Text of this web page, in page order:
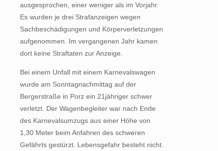
ausgesprochen, einer weniger als im Vorjahr.
Es wurden je drei Strafanzeigen wegen
Sachbeschädigungen und Körperverletzungen
aufgenommen. Im vergangenen Jahr kamen
dort keine Straftaten zur Anzeige.
Bei einem Unfall mit einem Karnevalswagen
wurde am Sonntagnachmittag auf der
Bergerstraße in Porz ein 21jähriger schwer
verletzt. Der Wagenbegleiter war nach Ende
des Karnevalsumzugs aus einer Höhe von
1,30 Meter beim Anfahren des schweren
Gefährts gestürzt. Lebensgefahr besteht nicht.